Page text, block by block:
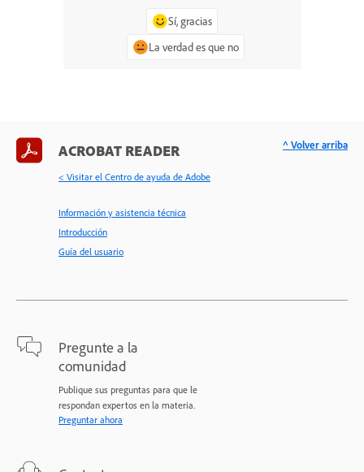
Sí, gracias
La verdad es que no
ACROBAT READER
< Visitar el Centro de ayuda de Adobe
Información y asistencia técnica
Introducción
Guía del usuario
Pregunte a la
comunidad
Publique sus preguntas para que le
respondan expertos en la materia.
Preguntar ahora
^ Volver arriba